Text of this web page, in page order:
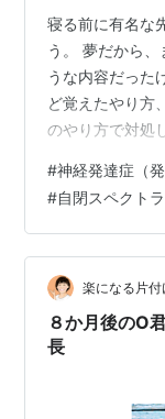
寝る前に有名な
う。 夢だから
うな内容だった
ど覚えたやり方
のやり方で対処
覚える。 もう一
時、前回のやり
る。 前者は一
ないし、変更に
の方が良かった
のやり方で変
#神経発達症（発
#自閉スペクト
楽になる片付
８か月後のO
長